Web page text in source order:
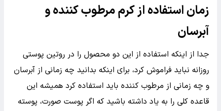
زمان استفاده از کرم مرطوب کننده و
آبرسان
جدا از اینکه استفاده از این دو محصول را در روتین پوستی
روزانه نباید فراموش کرد، برای اینکه بدانید چه زمانی از آبرسان
و چه زمانی از مرطوب کننده باید استفاده کرد همیشه این
قاعده کلی را به یاد داشته باشید که اگر پوست صورت، پوسته